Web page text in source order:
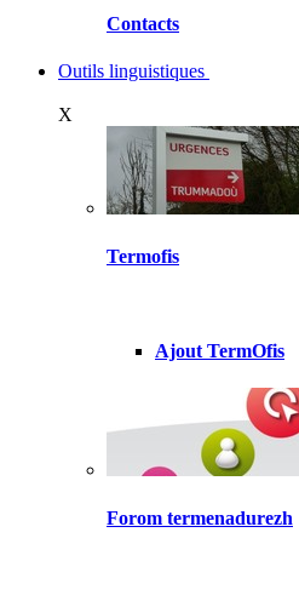
Contacts
Outils linguistiques
X
Termofis
Ajout TermOfis
Forom termenadurezh